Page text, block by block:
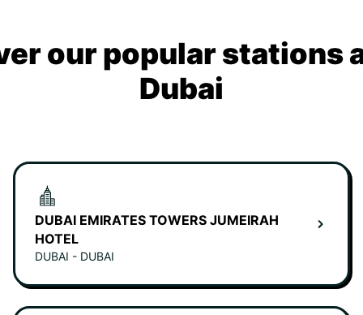
our popular stations
Dubai
DUBAI EMIRATES TOWERS JUMEIRAH
HOTEL
DUBAI - DUBAI